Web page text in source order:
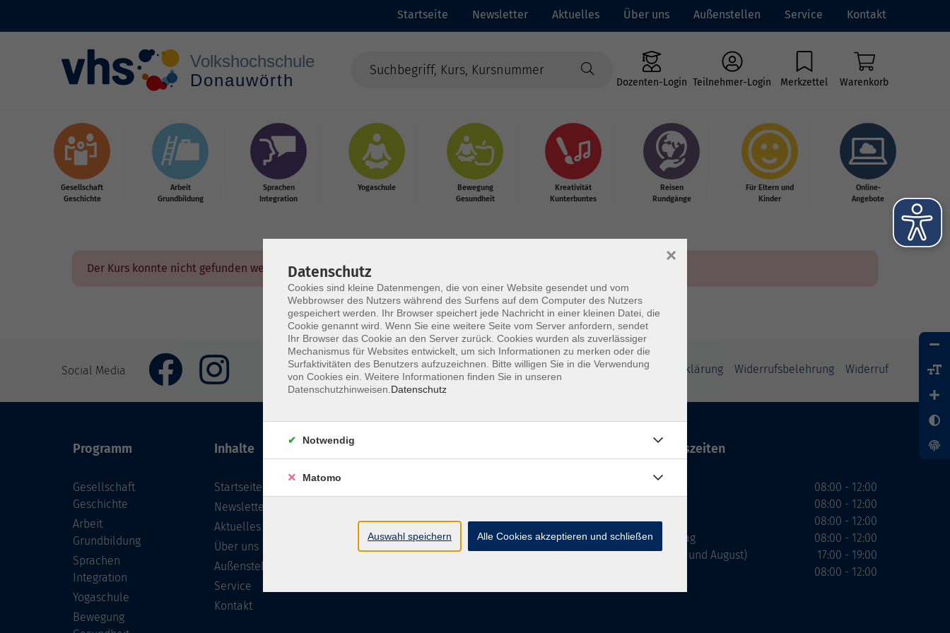
Startseite Newsletter Aktuelles Über uns Außenstellen Service Kontakt
Dozenten-Login Teilnehmer-Login Merkzettel Warenkorb
Gesellschaft
Geschichte
Arbeit
Grundbildung
Sprachen
Integration
Yogaschule
Bewegung
Gesundheit
Kreativität
Kunterbuntes
Reisen
Rundgänge
Für Eltern und
Kinder
Online-
Angebote
Der Kurs konnte nicht gefunden werden.
Social Media Barrierefreiheit Impressum AGB Datenschutzerklärung Widerrufsbelehrung Widerruf
Programm
Gesellschaft
Geschichte
Arbeit
Grundbildung
Sprachen
Integration
Yogaschule
Bewegung
Inhalte
Startseite
Newsletter
Aktuelles
Über uns
Außenstellen
Service
Kontakt
info@vhs-don.de
Öffnungszeiten
Mittwoch
Donnerstag
(nicht Juli und August)
08:00 - 12:00
08:00 - 12:00
08:00 - 12:00
08:00 - 12:00
17:00 - 19:00
08:00 - 12:00
Datenschutz
Cookies sind kleine Datenmengen, die von einer Website gesendet und vom
Webbrowser des Nutzers während des Surfens auf dem Computer des Nutzers
gespeichert werden. Ihr Browser speichert jede Nachricht in einer kleinen Datei, die
Cookie genannt wird. Wenn Sie eine weitere Seite vom Server anfordern, sendet
Ihr Browser das Cookie an den Server zurück. Cookies wurden als zuverlässiger
Mechanismus für Websites entwickelt, um sich Informationen zu merken oder die
Surfaktivitäten des Benutzers aufzuzeichnen. Bitte willigen Sie in die Verwendung
von Cookies ein. Weitere Informationen finden Sie in unseren
Datenschutzhinweisen. Datenschutz
×
Notwendig
Matomo
Auswahl speichern Alle Cookies akzeptieren und schließen